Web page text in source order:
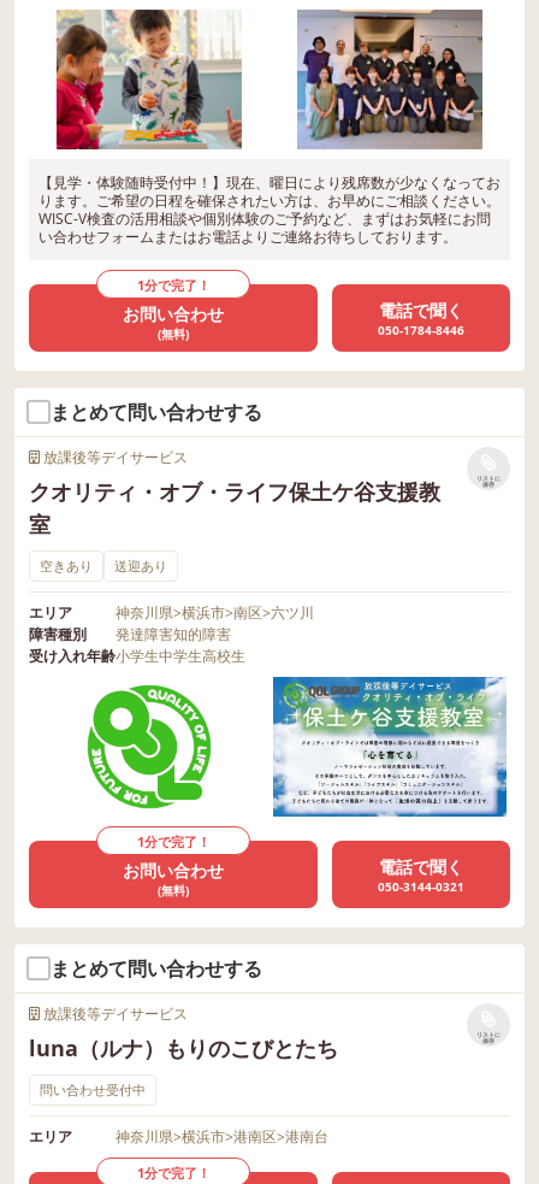
【見学・体験随時受付中！】現在、曜日により残席数が少なくなってお
ります。ご希望の日程を確保されたい方は、お早めにご相談ください。
WISC-V検査の活用相談や個別体験のご予約など、まずはお気軽にお問
い合わせフォームまたはお電話よりご連絡お待ちしております。
1分で完了！
お問い合わせ
(無料)
電話で聞く
050-1784-8446
まとめて問い合わせする
放課後等デイサービス
クオリティ・オブ・ライフ保土ケ谷支援教
室
リストに
保存
空きあり 送迎あり
エリア 神奈川県>横浜市>南区>六ツ川
障害種別
発達障害知的障害
受け入れ年齢小学生中学生高校生
1分で完了！
お問い合わせ
(無料)
電話で聞く
050-3144-0321
まとめて問い合わせする
放課後等デイサービス
luna（ルナ）もりのこびとたち
リストに
保存
問い合わせ受付中
エリア 神奈川県>横浜市>港南区>港南台
1分で完了！